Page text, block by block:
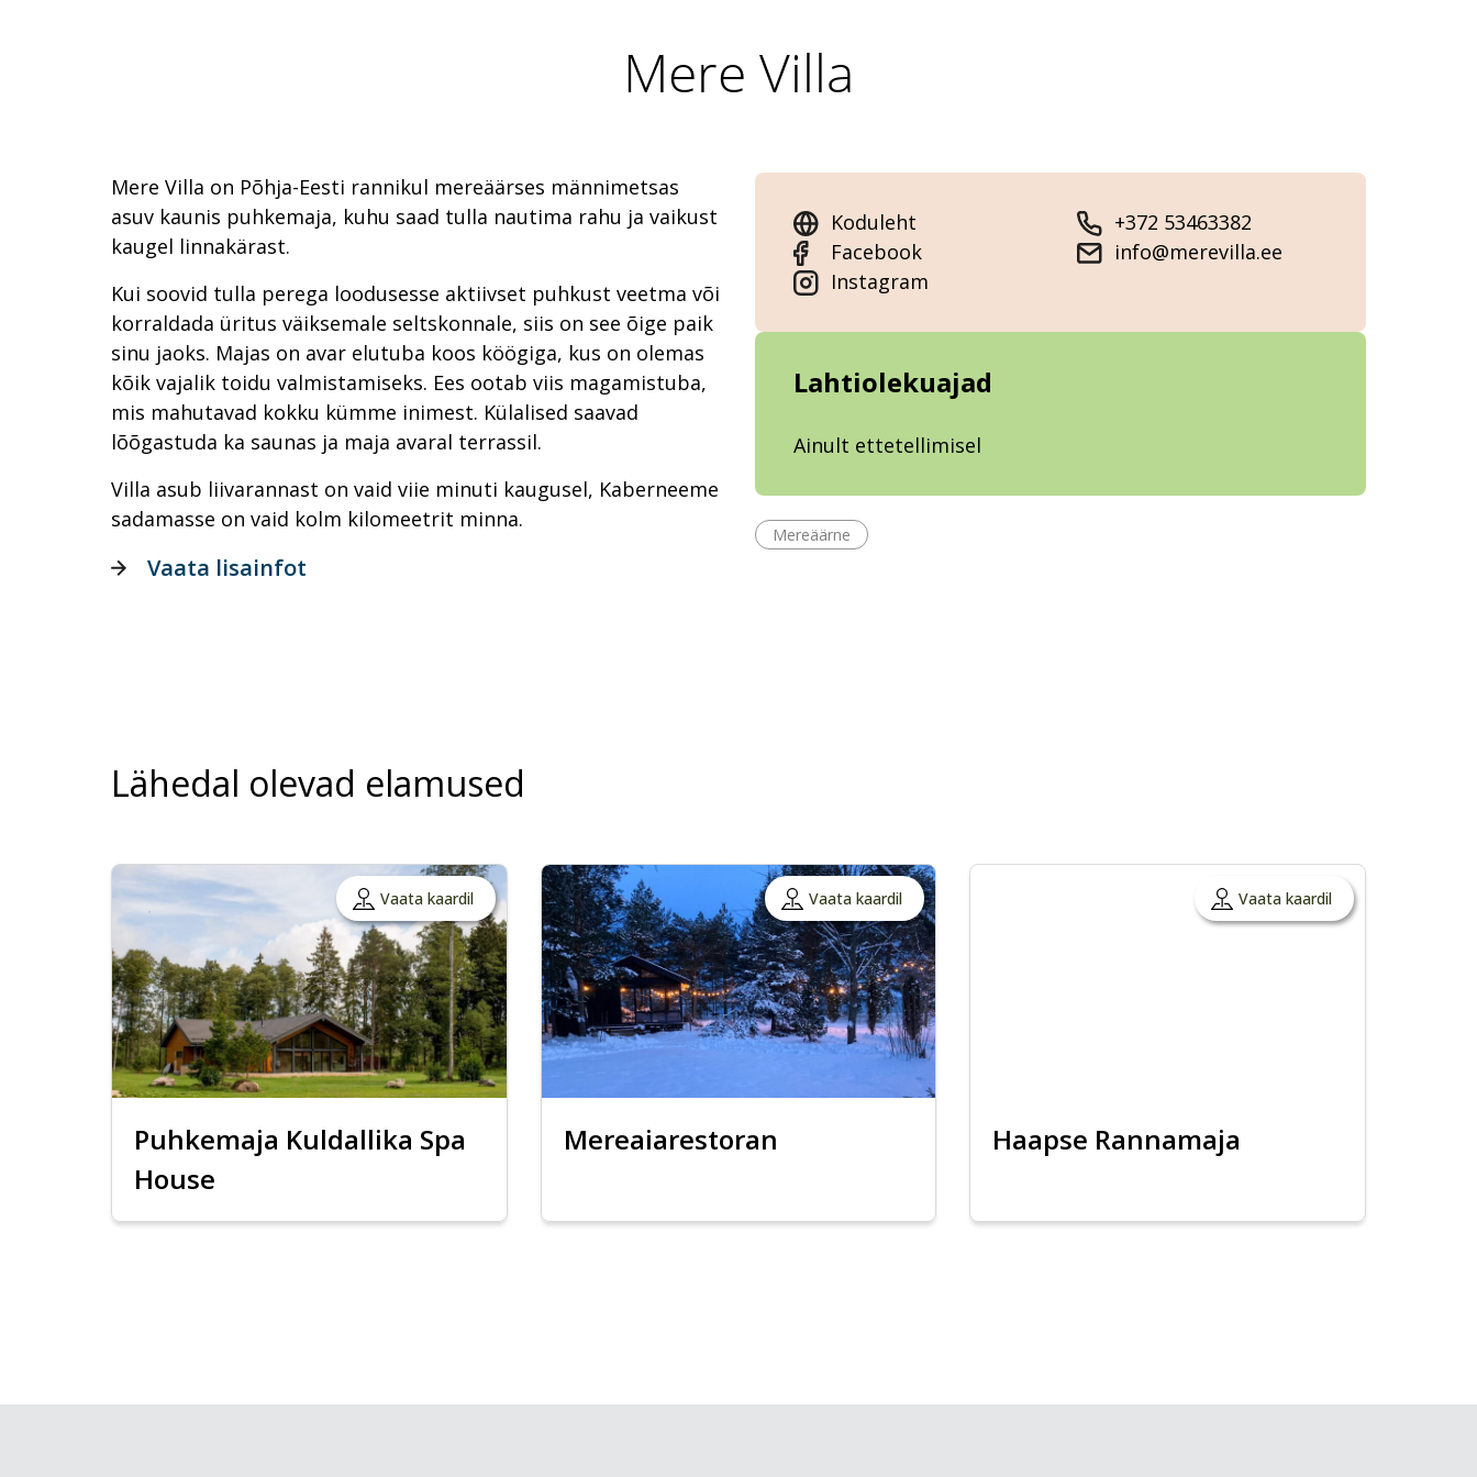
Mere Villa
Mere Villa on Põhja-Eesti rannikul mereäärses männimetsas
asuv kaunis puhkemaja, kuhu saad tulla nautima rahu ja vaikust
kaugel linnakärast.
Kui soovid tulla perega loodusesse aktiivset puhkust veetma või
korraldada üritus väiksemale seltskonnale, siis on see õige paik
sinu jaoks. Majas on avar elutuba koos köögiga, kus on olemas
kõik vajalik toidu valmistamiseks. Ees ootab viis magamistuba,
mis mahutavad kokku kümme inimest. Külalised saavad
lõõgastuda ka saunas ja maja avaral terrassil.
Villa asub liivarannast on vaid viie minuti kaugusel, Kaberneeme
sadamasse on vaid kolm kilomeetrit minna.
Koduleht
Facebook
Instagram
+372 53463382
info@merevilla.ee
Lahtiolekuajad
Ainult ettetellimisel
Mereäärne
Vaata lisainfot
Lähedal olevad elamused
Vaata kaardil
Puhkemaja Kuldallika Spa
House
Vaata kaardil
Mereaiarestoran
Vaata kaardil
Haapse Rannamaja